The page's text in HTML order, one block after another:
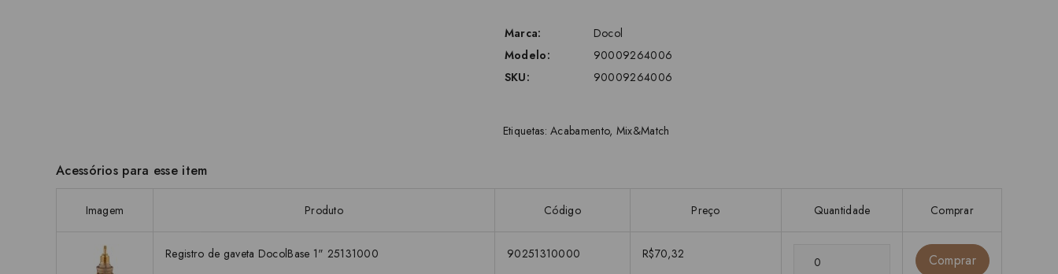
Marca:
Docol
Modelo:
90009264006
SKU:
90009264006
Etiquetas:Acabamento, Mix&Match
Acessórios para esse item
Imagem Produto Código Preço Quantidade Comprar
Registro de gaveta DocolBase 1" 25131000 90251310000 R$70,32 Comprar